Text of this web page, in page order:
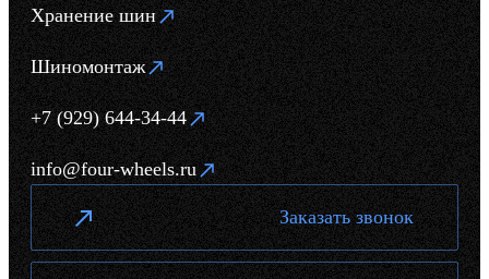
Хранение шин
Шиномонтаж
+7 (929) 644-34-44
info@four-wheels.ru
Заказать звонок